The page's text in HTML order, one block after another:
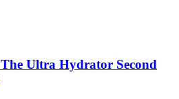
The Ultra Hydrator Second